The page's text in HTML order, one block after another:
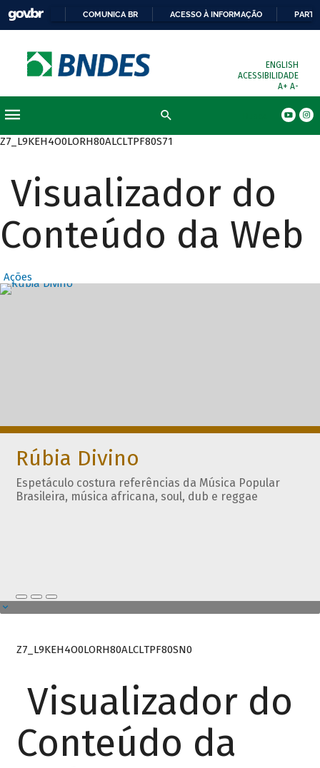
COMUNICA BR ACESSO À INFORMAÇÃO
ENGLISH
ACESSIBILIDADE
A+ A-
Z7_L9KEH4O0LORH80ALCLTPF80S71
Visualizador do
Conteúdo da Web
Ações
Destaques
Rúbia Divino
Espetáculo costura referências da Música Popular
Brasileira, música africana, soul, dub e reggae
Z7_L9KEH4O0LORH80ALCLTPF80SN0
Visualizador do
Conteúdo da